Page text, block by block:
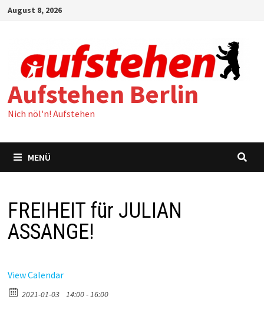
ZumAugust 8, 2026
Aufstehen Berlin
Nich nöl'n! Aufstehen
MENÜ
FREIHEIT für JULIAN
ASSANGE!
View Calendar
2021-01-03 14:00 - 16:00